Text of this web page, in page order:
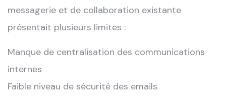
messagerie et de collaboration existante
présentait plusieurs limites :
Manque de centralisation des communications
internes
Faible niveau de sécurité des emails